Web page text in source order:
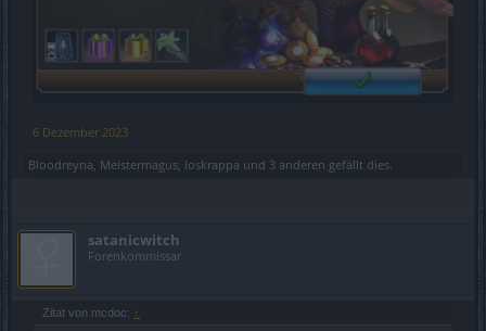
6 Dezember 2023
Bloodreyna, Meistermagus, loskrappa und 3 anderen gefällt dies.
satanicwitch
Forenkommissar
Zitat von mcdoc: ↑